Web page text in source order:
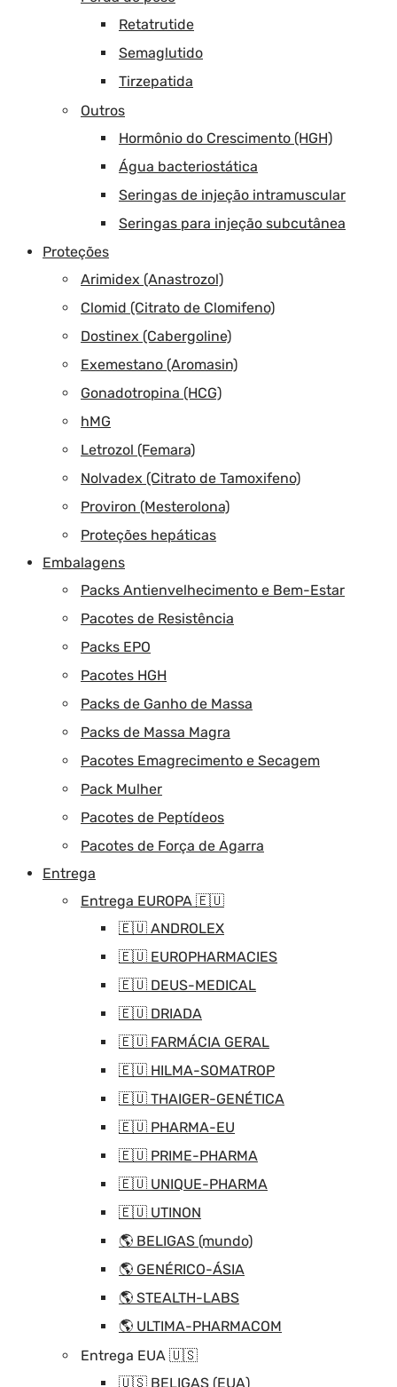
Retatrutide
Semaglutido
Tirzepatida
Outros
Hormônio do Crescimento (HGH)
Água bacteriostática
Seringas de injeção intramuscular
Seringas para injeção subcutânea
Proteções
Arimidex (Anastrozol)
Clomid (Citrato de Clomifeno)
Dostinex (Cabergoline)
Exemestano (Aromasin)
Gonadotropina (HCG)
hMG
Letrozol (Femara)
Nolvadex (Citrato de Tamoxifeno)
Proviron (Mesterolona)
Proteções hepáticas
Embalagens
Packs Antienvelhecimento e Bem-Estar
Pacotes de Resistência
Packs EPO
Pacotes HGH
Packs de Ganho de Massa
Packs de Massa Magra
Pacotes Emagrecimento e Secagem
Pack Mulher
Pacotes de Peptídeos
Pacotes de Força de Agarra
Entrega
Entrega EUROPA 🇪🇺
🇪🇺 ANDROLEX
🇪🇺 EUROPHARMACIES
🇪🇺 DEUS-MEDICAL
🇪🇺 DRIADA
🇪🇺 FARMÁCIA GERAL
🇪🇺 HILMA-SOMATROP
🇪🇺 THAIGER-GENÉTICA
🇪🇺 PHARMA-EU
🇪🇺 PRIME-PHARMA
🇪🇺 UNIQUE-PHARMA
🇪🇺 UTINON
🌎 BELIGAS (mundo)
🌎 GENÉRICO-ÁSIA
🌎 STEALTH-LABS
🌎 ULTIMA-PHARMACOM
Entrega EUA 🇺🇸
🇺🇸 BELIGAS (EUA)